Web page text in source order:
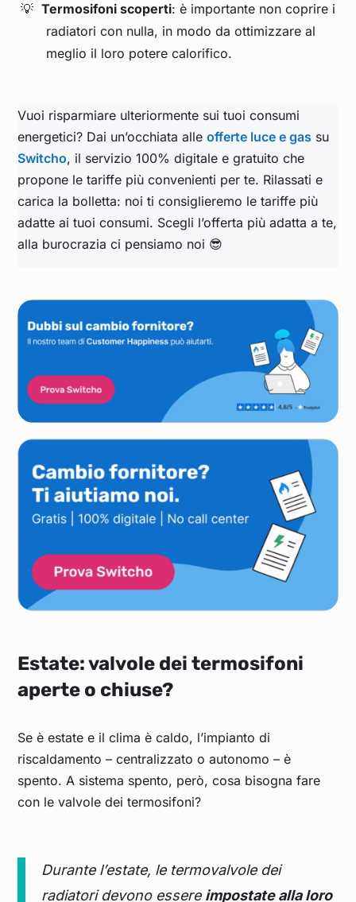
Termosifoni scoperti: è importante non coprire i
radiatori con nulla, in modo da ottimizzare al
meglio il loro potere calorifico.
Vuoi risparmiare ulteriormente sui tuoi consumi
energetici? Dai un’occhiata alleofferte luce e gas su
Switcho, il servizio 100% digitale e gratuito che
propone le tariffe più convenienti per te. Rilassati e
carica la bolletta: noi ti consiglieremo le tariffe più
adatte ai tuoi consumi. Scegli l’offerta più adatta a te,
alla burocrazia ci pensiamo noi 😎
Estate: valvole dei termosifoni
aperte o chiuse?
Se è estate e il clima è caldo, l’impianto di
riscaldamento – centralizzato o autonomo – è
spento. A sistema spento, però, cosa bisogna fare
con le valvole dei termosifoni?
Durante l’estate, le termovalvole dei
radiatori devono essere impostate alla loro